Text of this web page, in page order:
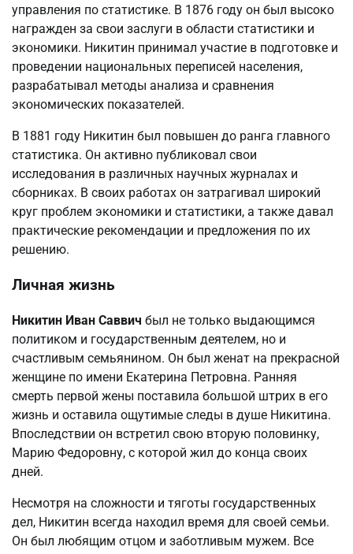
управления по статистике. В 1876 году он был высоко
награжден за свои заслуги в области статистики и
экономики. Никитин принимал участие в подготовке и
проведении национальных переписей населения,
разрабатывал методы анализа и сравнения
экономических показателей.
В 1881 году Никитин был повышен до ранга главного
статистика. Он активно публиковал свои
исследования в различных научных журналах и
сборниках. В своих работах он затрагивал широкий
круг проблем экономики и статистики, а также давал
практические рекомендации и предложения по их
решению.
Личная жизнь
Никитин Иван Саввич был не только выдающимся
политиком и государственным деятелем, но и
счастливым семьянином. Он был женат на прекрасной
женщине по имени Екатерина Петровна. Ранняя
смерть первой жены поставила большой штрих в его
жизнь и оставила ощутимые следы в душе Никитина.
Впоследствии он встретил свою вторую половинку,
Марию Федоровну, с которой жил до конца своих
дней.
Несмотря на сложности и тяготы государственных
дел, Никитин всегда находил время для своей семьи.
Он был любящим отцом и заботливым мужем. Все